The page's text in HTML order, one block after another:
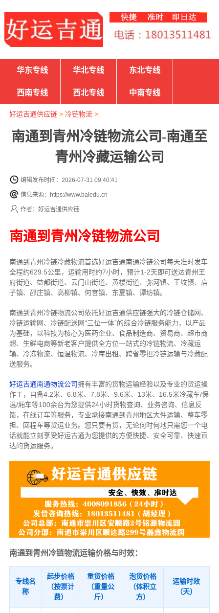
华东专线 华北专线 东北专线
西南专线 西北专线 中南专线
好运吉通供应链> 冷链物流>
南通到青州冷链物流公司-南通至
青州冷藏运输公司
编辑发布时间：2026-07-31 09:40:41
信息来源：https://www.baiedu.cn
作者：好运吉通供应链
南通到青州冷链物流公司
南通到青州冷链冷藏物流首选好运吉通南通冷链公司每天准时发车
全程约629.5公里，运输用时约7小时，预计1-2天即可送达青州王
府街道、益都街道、云门山街道、黄楼街道、弥河镇、王坟镇、庙
子镇、邵庄镇、高柳镇、何官镇、东夏镇、谭坊镇。
南通到青州冷链物流公司依托好运吉通供应链强大的冷链仓储网、
冷链运输网、冷链配送网“三位一体”的综合冷链服务能力，以产品
为基础，以科技为核心为医药企业、食品制造商、贸易商、超市商
超、生鲜电商等新老客户提供全方位一站式的冷链物流、冷藏运
输、冷冻物流、恒温物流、冷库出租、跨省零担冷链运输与冷藏配
送服务。
好运吉通南通物流公司拥有丰富的货物运输经验以及专业的货运操
作工，自备4.2米、6.8米、7.8米、9.6米、13米、16.5米冷藏车/保
温/厢车等100余台为您提供24小时货物查询、业务咨询、信息反
馈，在线订车等服务， 专业承接南通到青州地区大件运输、整车零
担、回程车等货运业务。 您只要有货，无论何时何地只需您一个电
话就能立刻享受好运吉通为您提供的方便快捷、安全可靠、快速直
达的货运服务。
南通到青州冷链物流运输价格与时效：
专线名
称
起步价格
（按票计
费）
重货价格
（重量公
斤）
泡货价格
（体积立
方）
运输时效
（天）